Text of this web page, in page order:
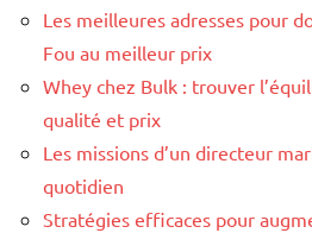
Les meilleures adresses pour
Fou au meilleur prix
Whey chez Bulk : trouver
qualité et prix
Les missions d’un directeur
quotidien
Stratégies efficaces pour